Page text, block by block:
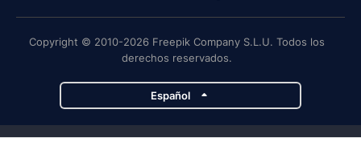
Copyright © 2010-2026 Freepik Company S.L.U. Todos los
derechos reservados.
Español